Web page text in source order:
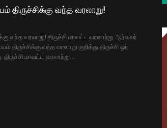
வந்த வரலாறு!
வந்த வரலாறு! திருச்சி மாவட்ட வரலாற்று ஆர்வலர்
வந்த வரலாறு குறித்து திருச்சி ஓர்
மாவட்ட வரலாற்று…